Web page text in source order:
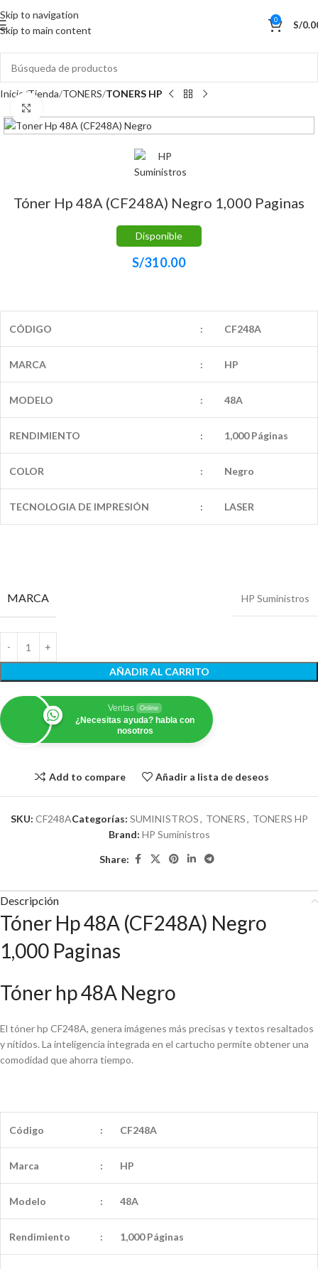
Skip to navigation
Skip to main content
0 S/
Inicio Tienda TONERS TONERS HP
Tóner Hp 48A (CF248A) Negro 1,000 Paginas
Disponible
S/310.00
CÓDIGO : CF248A
MARCA : HP
MODELO : 48A
RENDIMIENTO : 1,000 Páginas
COLOR : Negro
TECNOLOGIA DE IMPRESIÓN : LASER
MARCA HP Suministros
AÑADIR AL CARRITO
Ventas Online
¿Necesitas ayuda? habla con
nosotros
Add to compare Añadir a lista de deseos
SKU: CF248ACategorías: SUMINISTROS, TONERS, TONERS HP
Brand: HP Suministros
Share:
Descripción
Tóner Hp 48A (CF248A) Negro
1,000 Paginas
Tóner hp 48A Negro
El tóner hp CF248A, genera imágenes más precisas y textos resaltados
y nítidos. La inteligencia integrada en el cartucho permite obtener una
comodidad que ahorra tiempo.
Código : CF248A
Marca : HP
Modelo : 48A
Rendimiento : 1,000 Páginas